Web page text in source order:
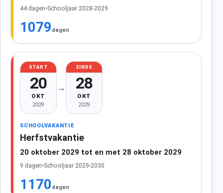
44 dagen•Schooljaar 2028-2029
1079 dagen
START
20
OKT
2029
→
EINDE
28
OKT
2029
SCHOOLVAKANTIE
Herfstvakantie
20 oktober 2029 tot en met 28 oktober 2029
9 dagen•Schooljaar 2029-2030
1170 dagen